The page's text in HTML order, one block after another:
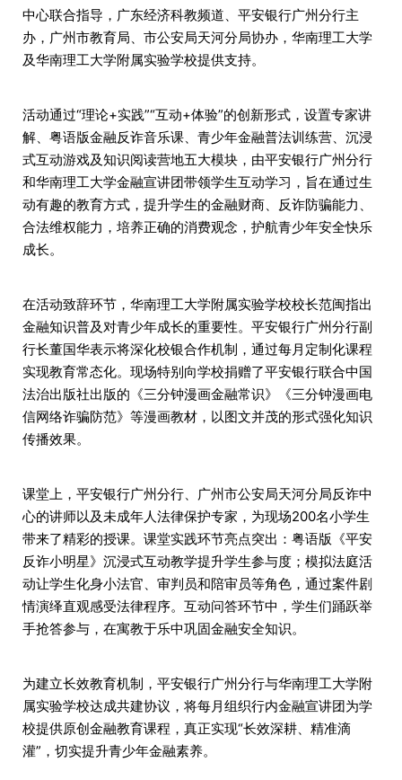
中心联合指导，广东经济科教频道、平安银行广州分行主
办，广州市教育局、市公安局天河分局协办，华南理工大学
及华南理工大学附属实验学校提供支持。
活动通过“理论+实践”“互动+体验”的创新形式，设置专家讲
解、粤语版金融反诈音乐课、青少年金融普法训练营、沉浸
式互动游戏及知识阅读营地五大模块，由平安银行广州分行
和华南理工大学金融宣讲团带领学生互动学习，旨在通过生
动有趣的教育方式，提升学生的金融财商、反诈防骗能力、
合法维权能力，培养正确的消费观念，护航青少年安全快乐
成长。
在活动致辞环节，华南理工大学附属实验学校校长范闽指出
金融知识普及对青少年成长的重要性。平安银行广州分行副
行长董国华表示将深化校银合作机制，通过每月定制化课程
实现教育常态化。现场特别向学校捐赠了平安银行联合中国
法治出版社出版的《三分钟漫画金融常识》《三分钟漫画电
信网络诈骗防范》等漫画教材，以图文并茂的形式强化知识
传播效果。
课堂上，平安银行广州分行、广州市公安局天河分局反诈中
心的讲师以及未成年人法律保护专家，为现场200名小学生
带来了精彩的授课。课堂实践环节亮点突出：粤语版《平安
反诈小明星》沉浸式互动教学提升学生参与度；模拟法庭活
动让学生化身小法官、审判员和陪审员等角色，通过案件剧
情演绎直观感受法律程序。互动问答环节中，学生们踊跃举
手抢答参与，在寓教于乐中巩固金融安全知识。
为建立长效教育机制，平安银行广州分行与华南理工大学附
属实验学校达成共建协议，将每月组织行内金融宣讲团为学
校提供原创金融教育课程，真正实现“长效深耕、精准滴
灌”，切实提升青少年金融素养。